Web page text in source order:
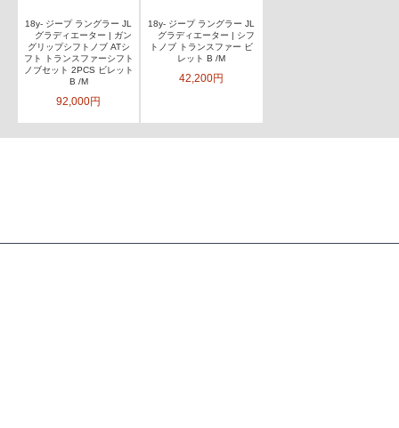
18y- ジープ ラングラー JL
グラディエーター | ガン
グリップシフトノブ ATシ
フト トランスファーシフト
ノブセット 2PCS ビレット
B /M
92,000円
18y- ジープ ラングラー JL
グラディエーター | シフ
トノブ トランスファー ビ
レット B /M
42,200円